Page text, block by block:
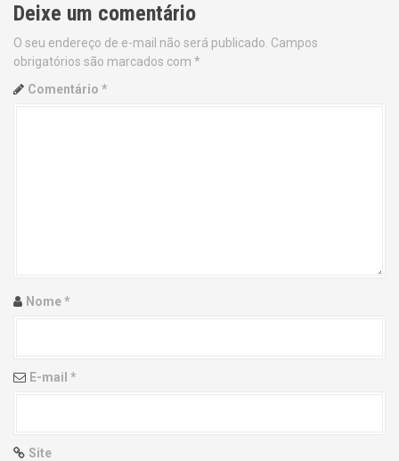
t
n
a
i
n
Deixe um comentário
O seu endereço de e-mail não será publicado. Campos
obrigatórios são marcados com *
Comentário *
Nome*
E-mail *
Site